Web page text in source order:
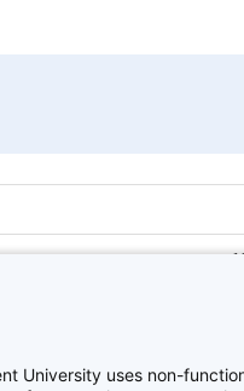
University uses non-